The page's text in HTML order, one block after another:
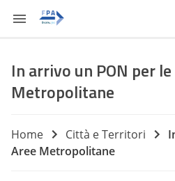
In arrivo un PON per
Metropolitane
Home Città e Territori
Aree Metropolitane